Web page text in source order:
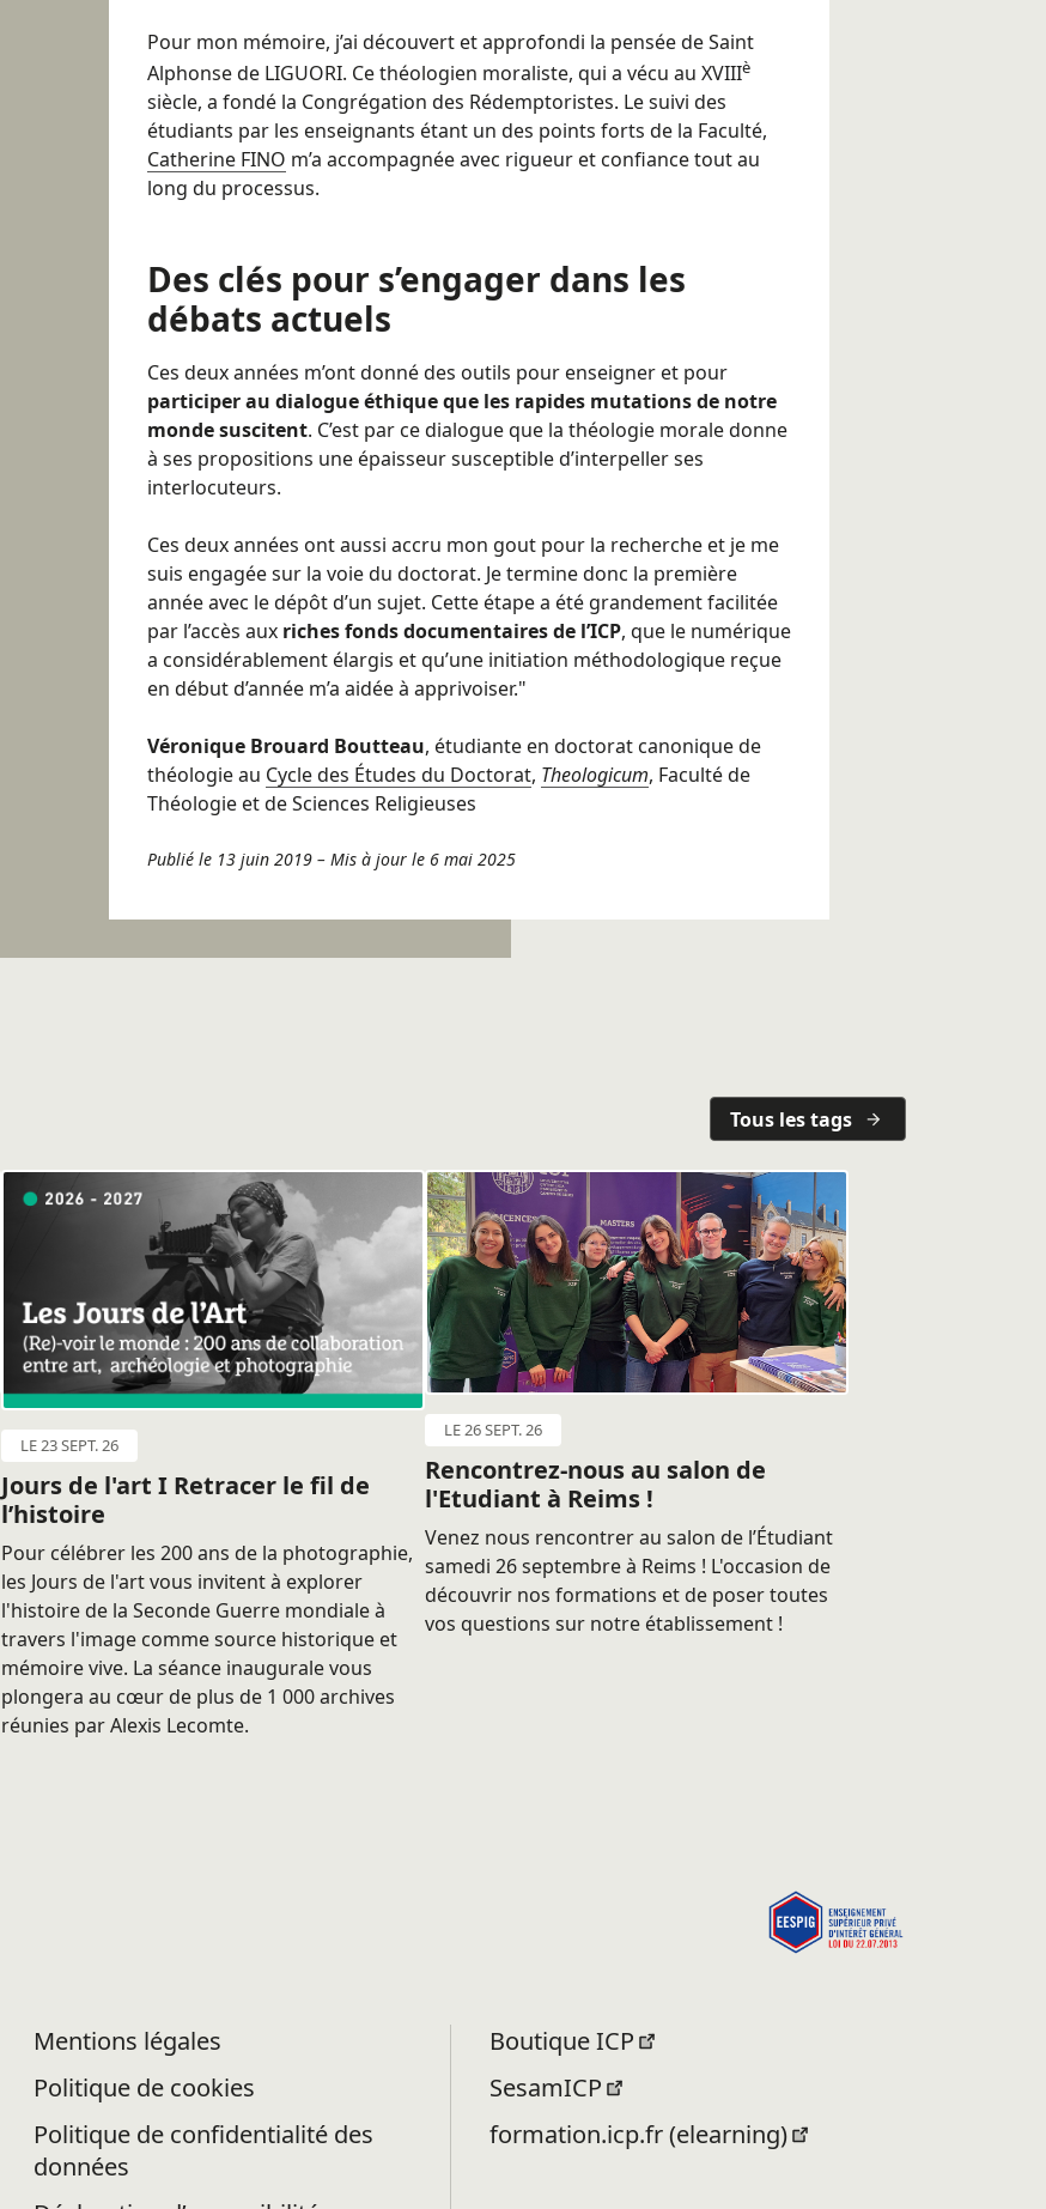
Pour mon mémoire, j’ai découvert et approfondi la pensée de Saint
Alphonse de LIGUORI. Ce théologien moraliste, qui a vécu au XVIIIè
siècle, a fondé la Congrégation des Rédemptoristes. Le suivi des
étudiants par les enseignants étant un des points forts de la Faculté,
Catherine FINO m’a accompagnée avec rigueur et confiance tout au
long du processus.
Des clés pour s’engager dans les
débats actuels
Ces deux années m’ont donné des outils pour enseigner et pour
participer au dialogue éthique que les rapides mutations de notre
monde suscitent. C’est par ce dialogue que la théologie morale donne
à ses propositions une épaisseur susceptible d’interpeller ses
interlocuteurs.
Ces deux années ont aussi accru mon gout pour la recherche et je me
suis engagée sur la voie du doctorat. Je termine donc la première
année avec le dépôt d’un sujet. Cette étape a été grandement facilitée
par l’accès aux riches fonds documentaires de l’ICP, que le numérique
a considérablement élargis et qu’une initiation méthodologique reçue
en début d’année m’a aidée à apprivoiser."
Véronique Brouard Boutteau, étudiante en doctorat canonique de
théologie au Cycle des Études du Doctorat, Theologicum, Faculté de
Théologie et de Sciences Religieuses
Publié le 13 juin 2019 – Mis à jour le 6 mai 2025
Tous les tags
LE 23 SEPT. 26
Jours de l'art I Retracer le fil de
l’histoire
Pour célébrer les 200 ans de la photographie,
les Jours de l'art vous invitent à explorer
l'histoire de la Seconde Guerre mondiale à
travers l'image comme source historique et
mémoire vive. La séance inaugurale vous
plongera au cœur de plus de 1 000 archives
réunies par Alexis Lecomte.
LE 26 SEPT. 26
Rencontrez-nous au salon de
l'Etudiant à Reims !
Venez nous rencontrer au salon de l’Étudiant
samedi 26 septembre à Reims ! L'occasion de
découvrir nos formations et de poser toutes
vos questions sur notre établissement !
Mentions légales
Politique de cookies
Politique de confidentialité des
données
Boutique ICP
SesamICP
formation.icp.fr (elearning)